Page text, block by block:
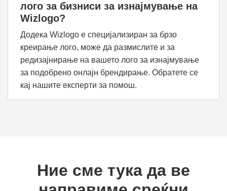
лого за бизниси за изнајмување на
Wizlogo?
Додека Wizlogo е специјализиран за брзо
креирање лого, може да размислите и за
редизајнирање на вашето лого за изнајмување
за подобрено онлајн брендирање. Обратете се
кај нашите експерти за помош.
Ние сме тука да ве